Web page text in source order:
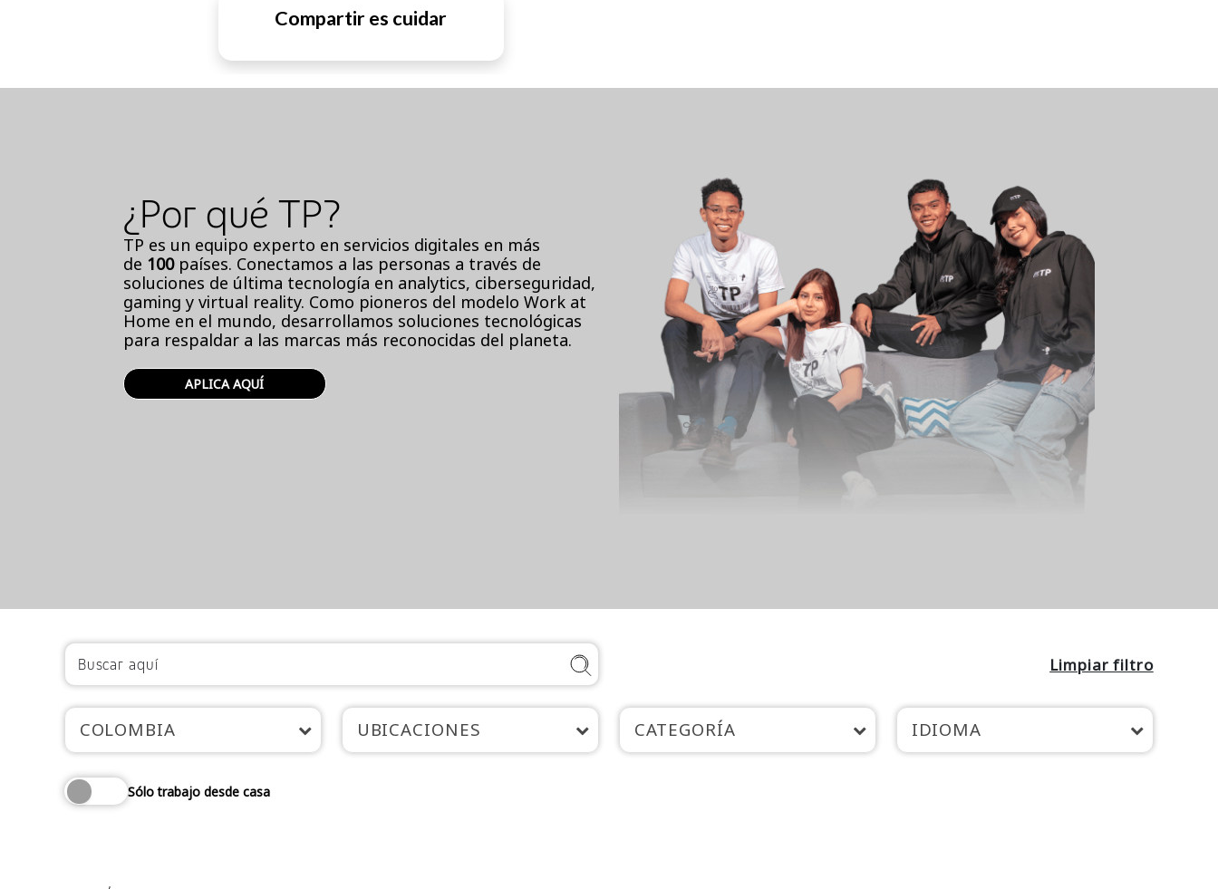
Compartir es cuidar
¿Por qué TP?
TP es un equipo experto en servicios digitales en más
de 100países. Conectamos a las personas a través de
soluciones de última tecnología en analytics, ciberseguridad,
gaming y virtual reality. Como pioneros del modelo Work at
Home en el mundo, desarrollamos soluciones tecnológicas
para respaldar a las marcas más reconocidas del planeta.
APLICA AQUÍ
Limpiar filtro
COLOMBIA UBICACIONES CATEGORÍA IDIOMA
Sólo trabajo desde casa